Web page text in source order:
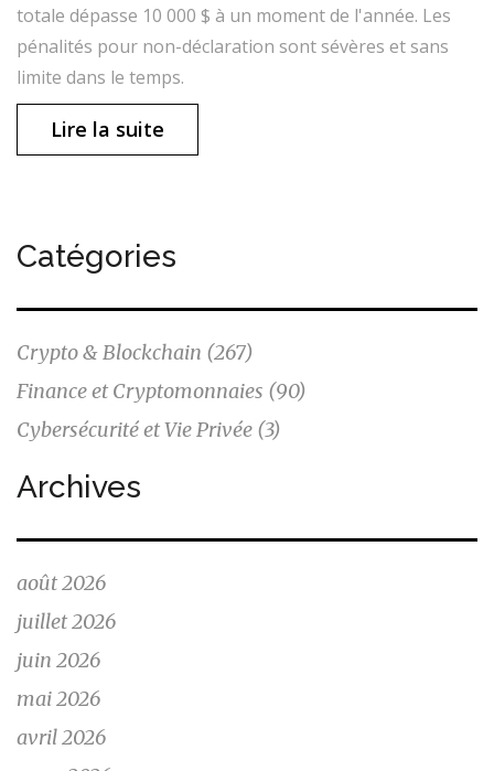
totale dépasse 10 000 $ à un moment de l'année. Les
pénalités pour non-déclaration sont sévères et sans
limite dans le temps.
Lire la suite
Catégories
Crypto & Blockchain (267)
Finance et Cryptomonnaies (90)
Cybersécurité et Vie Privée (3)
Archives
août 2026
juillet 2026
juin 2026
mai 2026
avril 2026